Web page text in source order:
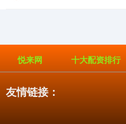
悦来网 十大配资排行
友情链接：